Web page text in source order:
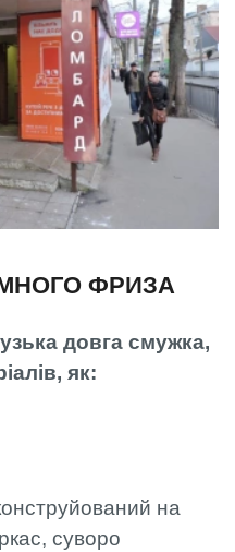
ФРИЗА
довга смужка,
як:
на
суворо